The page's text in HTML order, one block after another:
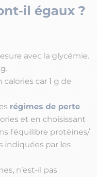
il égaux ?
avec la glycémie.
car 1 g de
régimes de perte
et en choisissant
l’équilibre protéines/
indiquées par les
n’est-il pas